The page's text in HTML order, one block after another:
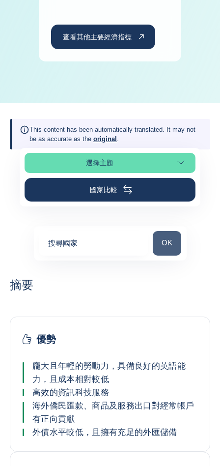
查看其他主要經濟指標
This content has been automatically translated. It may not
be as accurate as the original .
選擇主題選擇頁面段落
國家比較
搜尋國家 搜尋國家
OK
摘要
優勢
龐大且年輕的勞動力，具備良好的英語能
力，且成本相對較低
高效的資訊科技服務
海外僑民匯款、商品及服務出口對經常帳戶
有正向貢獻
外債水平較低，且擁有充足的外匯儲備